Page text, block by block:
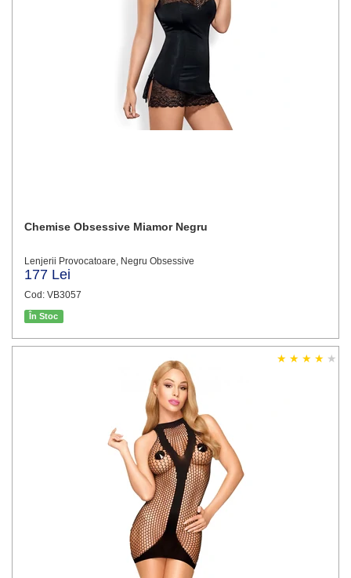
Chemise Obsessive Miamor Negru
Lenjerii Provocatoare, Negru Obsessive
177 Lei
Cod: VB3057
În Stoc